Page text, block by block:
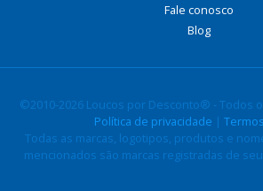
Fale conosco
Blog
©2010-2026 Loucos por Desconto® - Todos
Política de privacidade |
Todas as marcas, logotipos, produtos e
mencionados são marcas registradas de